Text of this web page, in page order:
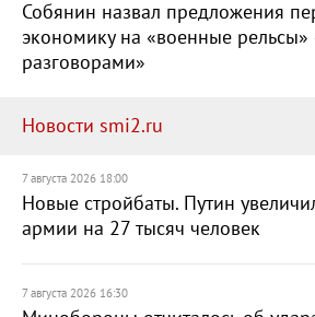
Собянин назвал предложения
экономику на «военные
разговорами»
Новости smi2.ru
7 августа 2026 18:00
Новые стройбаты. Путин
армии на 27 тысяч человек
7 августа 2026 16:30